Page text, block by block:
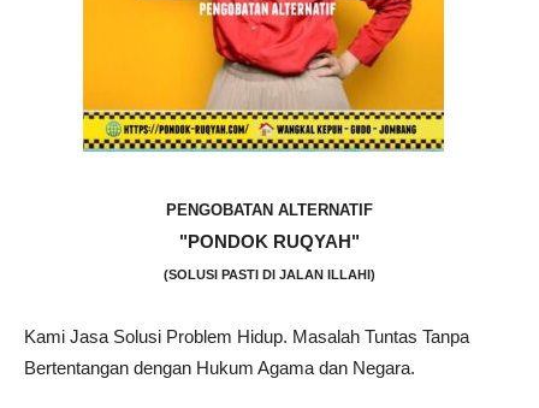
PENGOBATAN ALTERNATIF
"PONDOK RUQYAH"
(SOLUSI PASTI DI JALAN ILLAHI)
Kami Jasa Solusi Problem Hidup. Masalah Tuntas Tanpa
Bertentangan dengan Hukum Agama dan Negara.